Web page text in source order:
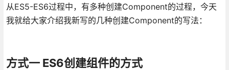
从ES5-ES6过程中，有多种创建Component的过程，今天
我就给大家介绍我新写的几种创建Component的写法：
方式一 ES6创建组件的方式